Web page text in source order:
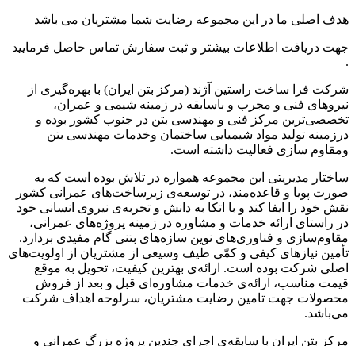
هدف اصلی ما در این مجموعه رضایت شما مشتریان می باشد
جهت دریافت اطلاعات بیشتر و ثبت سفارش تماس حاصل فرمایید
شرکت فرا ساخت راستین آژند (مرکز بتن ایران) با بهره‌گیری از
نیروهای فنی و مجرب و باسابقه در زمینه شیمی و عمران،
تخصصی‌ترین مرکز فنی و مهندسی بتن در جنوب کشور بوده و
درزمینه تولید مواد شیمیایی ساختمان وخدمات مهندسی بتن
ومقاوم سازی فعالیت داشته است.
ساختار مدیریتی این مجموعه همواره در تلاش بوده است که به
صورت پویا و قاعده‌مند، در توسعه‌ی زیرساخت‌های عمرانی کشور
نقش خود را ایفا کند و با اتکا به دانش و تجربه‌ی نیروی انسانی خود
در راستای ارائه خدمات و مشاوره در زمینه پروژه‌های عمرانی،
مقاوم‌سازی و فناوری‌های نوین سازه‌های بتنی گام مفیدی بردارد.
تأمین نیازهای کیفی و کمّی طیف وسیعی از مشتریان از اولویت‌های
اصلی شرکت بوده است. ارائه‌‌ی بهترین کیفیت، تحویل به موقع
قیمت مناسب، ارائه‌ی خدمات مشاوره‌ای قبل و بعد از فروش
محصولات جهت تامین رضایت مشتریان، سرلوحه اهداف شرکت
می‌باشد.
مرکز بتن ایران با سابقه‌ی اجرای چندین پروژه بزرگ عمرانی و